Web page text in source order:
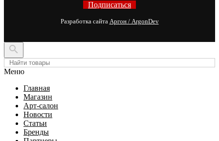
Подписаться
Разработка сайта Аргон / ArgonDev

Меню
Главная
Магазин
Арт-салон
Новости
Статьи
Бренды